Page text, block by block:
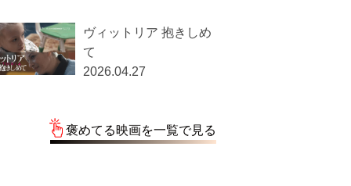
ヴィットリア 抱きしめ
て
2026.04.27
褒めてる映画を一覧で見る